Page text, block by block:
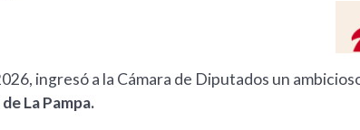
ingresó a la Cámara de Diputados un
La Pampa.